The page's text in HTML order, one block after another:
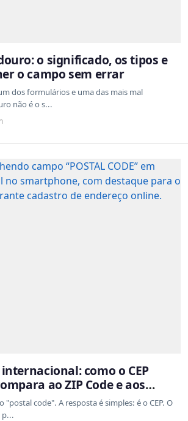
o significado, os tipos e
o campo sem errar
dos formulários e uma das mais mal
não é o s...
como o CEP
ao ZIP Code e aos
países
code". A resposta é simples: é o CEP. O
p...